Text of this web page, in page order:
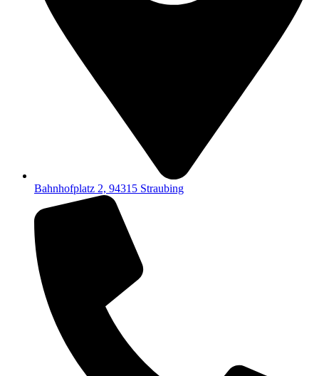
Bahnhofplatz 2, 94315 Straubing